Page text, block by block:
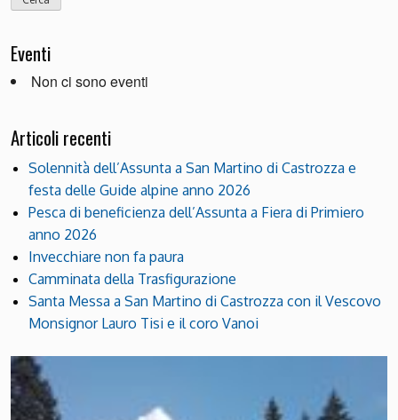
Eventi
Non ci sono eventi
Articoli recenti
Solennità dell’Assunta a San Martino di Castrozza e
festa delle Guide alpine anno 2026
Pesca di beneficienza dell’Assunta a Fiera di Primiero
anno 2026
Invecchiare non fa paura
Camminata della Trasfigurazione
Santa Messa a San Martino di Castrozza con il Vescovo
Monsignor Lauro Tisi e il coro Vanoi